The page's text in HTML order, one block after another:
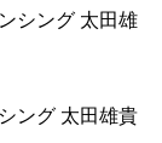
ング 太田雄貴